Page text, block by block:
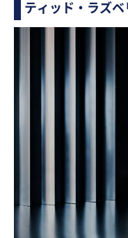
ティッド・ラズ